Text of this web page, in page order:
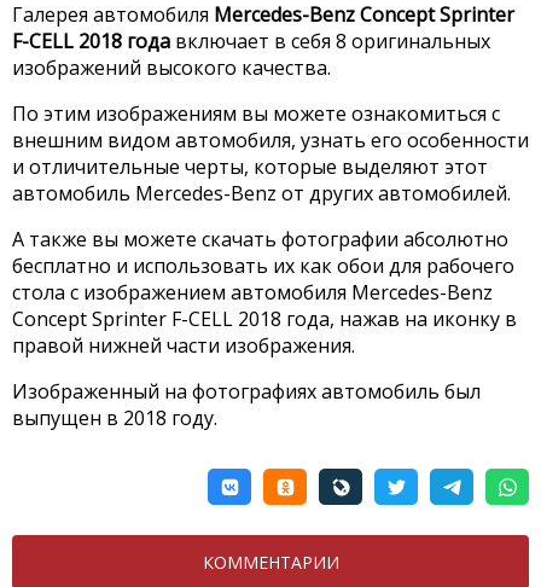
Галерея автомобиля Mercedes-Benz Concept Sprinter
F-CELL 2018 года включает в себя 8 оригинальных
изображений высокого качества.
По этим изображениям вы можете ознакомиться с
внешним видом автомобиля, узнать его особенности
и отличительные черты, которые выделяют этот
автомобиль Mercedes-Benz от других автомобилей.
А также вы можете скачать фотографии абсолютно
бесплатно и использовать их как обои для рабочего
стола с изображением автомобиля Mercedes-Benz
Concept Sprinter F-CELL 2018 года, нажав на иконку в
правой нижней части изображения.
Изображенный на фотографиях автомобиль был
выпущен в 2018 году.
КОММЕНТАРИИ